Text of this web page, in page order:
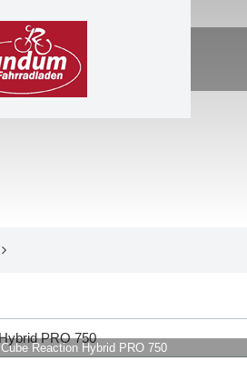
Cube Reaction Hybrid PRO 750